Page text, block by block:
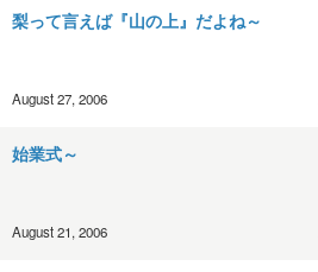
梨って言えば『山の上』だよね～
August 27, 2006
始業式～
August 21, 2006